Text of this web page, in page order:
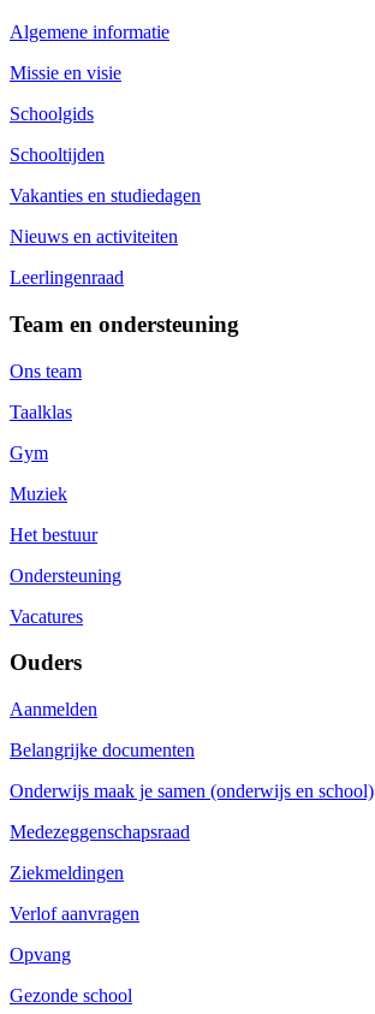
Algemene informatie
Missie en visie
Schoolgids
Schooltijden
Vakanties en studiedagen
Nieuws en activiteiten
Leerlingenraad
Team en ondersteuning
Ons team
Taalklas
Gym
Muziek
Het bestuur
Ondersteuning
Vacatures
Ouders
Aanmelden
Belangrijke documenten
Onderwijs maak je samen (onderwijs en school)
Medezeggenschapsraad
Ziekmeldingen
Verlof aanvragen
Opvang
Gezonde school